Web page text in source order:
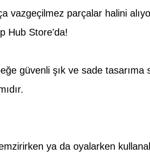
vazgeçilmez parçalar halini
Hub Store'da!
güvenli şık ve sade tasarıma
ya da oyalarken